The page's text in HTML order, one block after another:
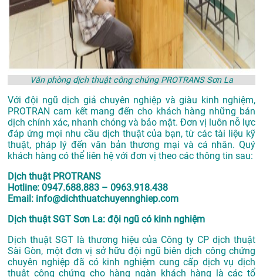
Văn phòng dịch thuật công chứng PROTRANS Sơn La
Với đội ngũ dịch giả chuyên nghiệp và giàu kinh nghiệm,
PROTRAN cam kết mang đến cho khách hàng những bản
dịch chính xác, nhanh chóng và bảo mật. Đơn vị luôn nỗ lực
đáp ứng mọi nhu cầu dịch thuật của bạn, từ các tài liệu kỹ
thuật, pháp lý đến văn bản thương mại và cá nhân. Quý
khách hàng có thể liên hệ với đơn vị theo các thông tin sau:
Dịch thuật PROTRANS
Hotline: 0947.688.883 – 0963.918.438
Email: info@dichthuatchuyennghiep.com
Dịch thuật SGT Sơn La: đội ngũ có kinh nghiệm
Dịch thuật SGT là thương hiệu của Công ty CP dịch thuật
Sài Gòn, một đơn vị sở hữu đội ngũ biên dịch công chứng
chuyên nghiệp đã có kinh nghiệm cung cấp dịch vụ dịch
thuật công chứng cho hàng ngàn khách hàng là các tổ